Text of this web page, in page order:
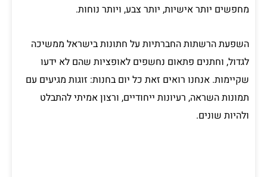
מחפשים יותר אישיות, יותר צבע, ויותר נוחות.
השפעת הרשתות החברתיות על חתונות בישראל ממשיכה
לגדול, וחתנים פתאום נחשפים לאופציות שהם לא ידעו
שקיימות. אנחנו רואים זאת כל יום בחנות: זוגות מגיעים עם
תמונות השראה, רעיונות ייחודיים, ורצון אמיתי להתבלט
ולהיות שונים.